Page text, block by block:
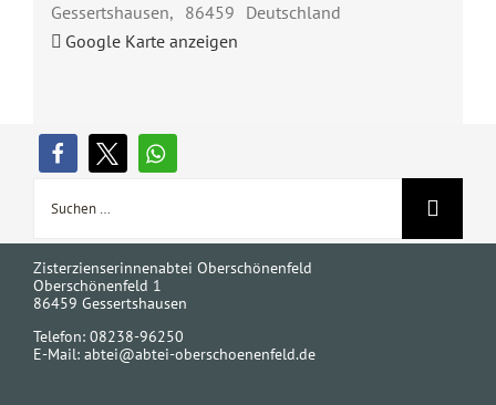
Gessertshausen, 86459 Deutschland
Google Karte anzeigen
Zisterzienserinnenabtei Oberschönenfeld
Oberschönenfeld 1
86459 Gessertshausen
Telefon: 08238-96250
E-Mail: abtei@abtei-oberschoenenfeld.de